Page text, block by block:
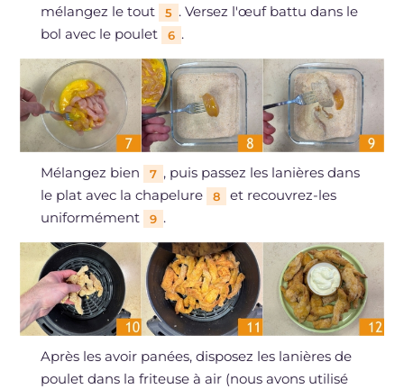
mélangez le tout
5 . Versez l'œuf battu dans le
bol avec le poulet
6 .
Mélangez bien 7 , puis passez les lanières dans
le plat avec la chapelure
8
et recouvrez-les
uniformément
9 .
Après les avoir panées, disposez les lanières de
poulet dans la friteuse à air (nous avons utilisé